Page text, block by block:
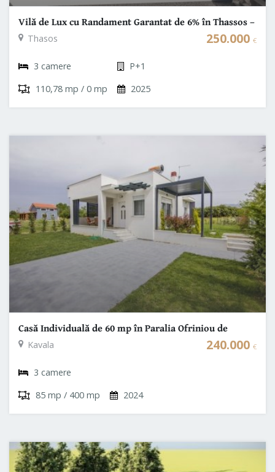
Vilă de Lux cu Randament Garantat de 6% în Thassos –
Casa de Vacanță in Grecia
Thasos 250.000 €
3 camere
P+1
110,78 mp / 0 mp
2025
Casă Individuală de 60 mp în Paralia Ofriniou de
Vânzare in Grecia - Kavala
Kavala 240.000 €
3 camere
85 mp / 400 mp
2024